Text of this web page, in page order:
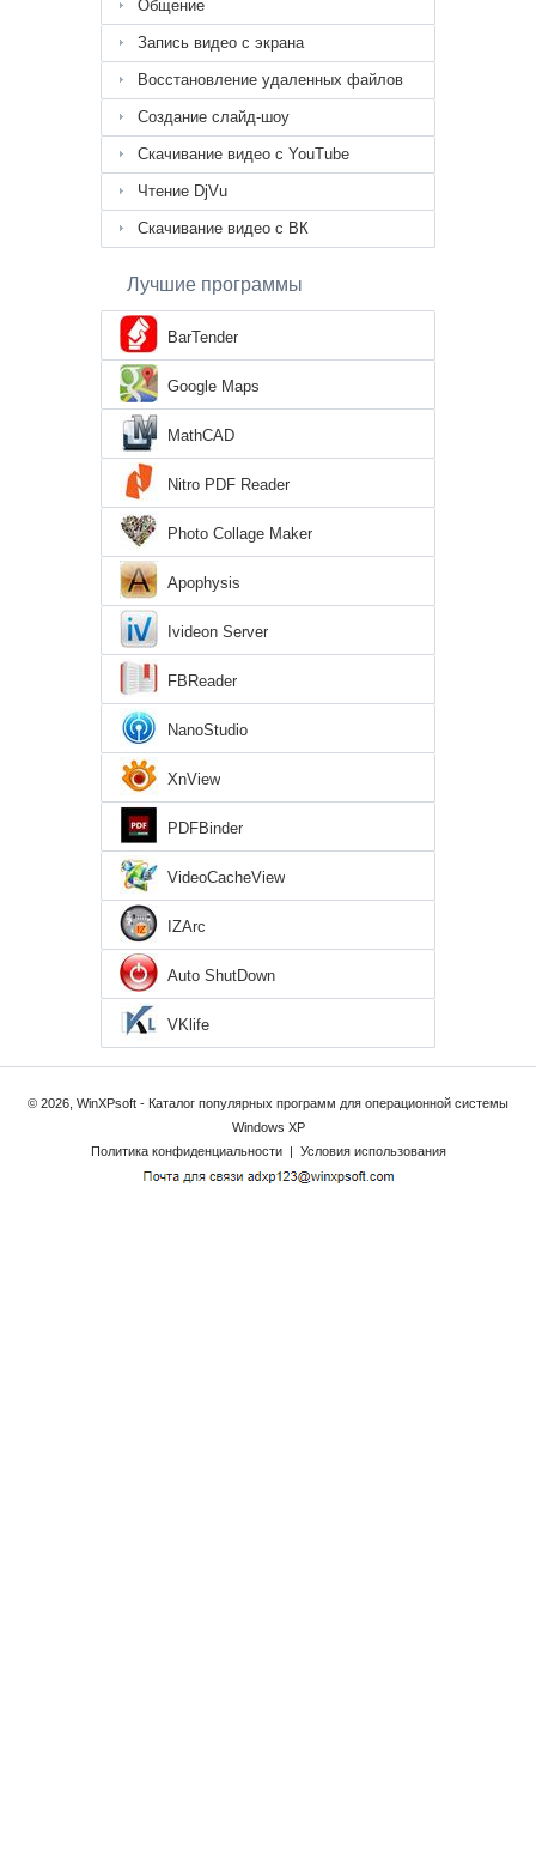
Общение
Запись видео с экрана
Восстановление удаленных файлов
Создание слайд-шоу
Скачивание видео с YouTube
Чтение DjVu
Скачивание видео с ВК
Лучшие программы
BarTender
Google Maps
MathCAD
Nitro PDF Reader
Photo Collage Maker
Apophysis
Ivideon Server
FBReader
NanoStudio
XnView
PDFBinder
VideoCacheView
IZArc
Auto ShutDown
VKlife
© 2026, WinXPsoft - Каталог популярных программ для операционной системы
Windows XP
Политика конфиденциальности
| Условия использования